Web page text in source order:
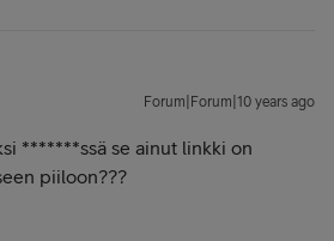
Forum|Forum|10 years ago
*******ssä se ainut linkki on
piiloon???